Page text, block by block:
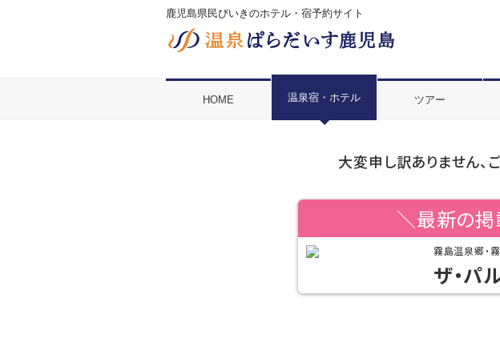
鹿児島県民びいきのホテル・宿予約サイト
HOME 温泉宿・ホテル ツアー
大変申し訳ありません、
＼最新の掲
霧島温泉郷・
ザ・パ